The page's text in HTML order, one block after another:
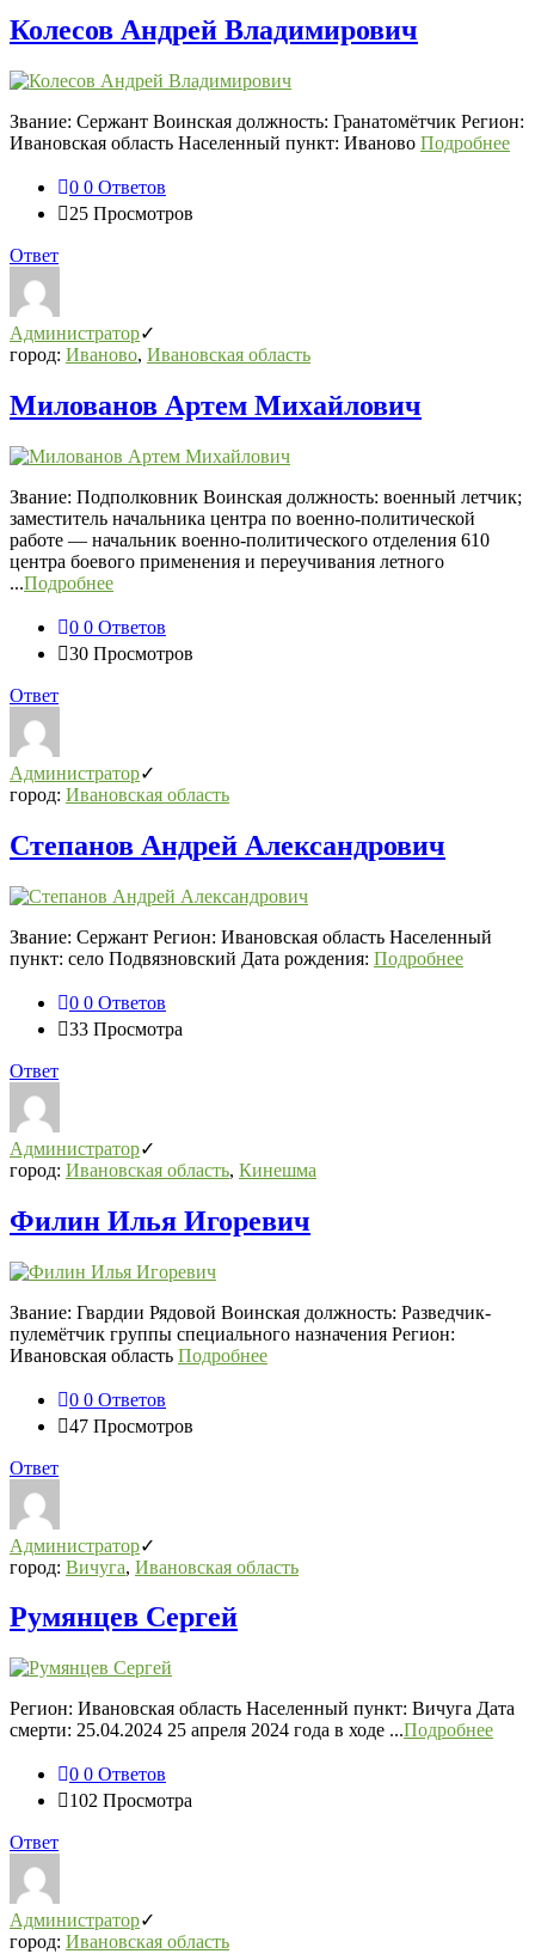
Колесов Андрей Владимирович
Звание: Сержант Воинская должность: Гранатомётчик Регион:
Ивановская область Населенный пункт: Иваново Подробнее
0 0 Ответов
25 Просмотров
Ответ
Администратор
город: Иваново, Ивановская область
Милованов Артем Михайлович
Звание: Подполковник Воинская должность: военный летчик;
заместитель начальника центра по военно-политической
работе — начальник военно-политического отделения 610
центра боевого применения и переучивания летного
...Подробнее
0 0 Ответов
30 Просмотров
Ответ
Администратор
город: Ивановская область
Степанов Андрей Александрович
Звание: Сержант Регион: Ивановская область Населенный
пункт: село Подвязновский Дата рождения: Подробнее
0 0 Ответов
33 Просмотра
Ответ
Администратор
город: Ивановская область, Кинешма
Филин Илья Игоревич
Звание: Гвардии Рядовой Воинская должность: Разведчик-
пулемётчик группы специального назначения Регион:
Ивановская область Подробнее
0 0 Ответов
47 Просмотров
Ответ
Администратор
город: Вичуга, Ивановская область
Румянцев Сергей
Регион: Ивановская область Населенный пункт: Вичуга Дата
смерти: 25.04.2024 25 апреля 2024 года в ходе ...Подробнее
0 0 Ответов
102 Просмотра
Ответ
Администратор
город: Ивановская область